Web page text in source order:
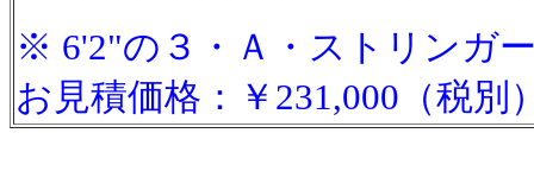
※ 6'2"の ３・Ａ・ストリンガ
お見積価格：￥231,000 （税別